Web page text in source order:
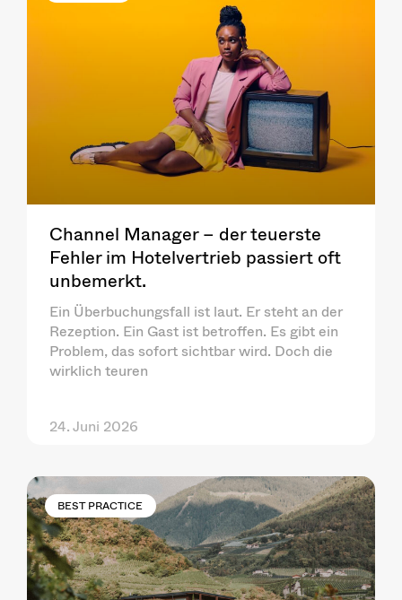
Channel Manager – der teuerste
Fehler im Hotelvertrieb passiert oft
unbemerkt.
Ein Überbuchungsfall ist laut. Er steht an der
Rezeption. Ein Gast ist betroffen. Es gibt ein
Problem, das sofort sichtbar wird. Doch die
wirklich teuren
24. Juni 2026
BEST PRACTICE